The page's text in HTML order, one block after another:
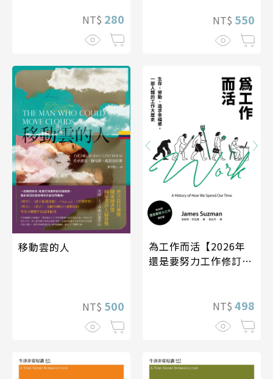
NT$ 280 NT$ 550
移動雲的人
NT$ 500
為工作而活【2026年
還是要努力工作修訂
NT$ 498